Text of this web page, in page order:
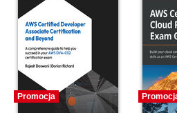
Promocja